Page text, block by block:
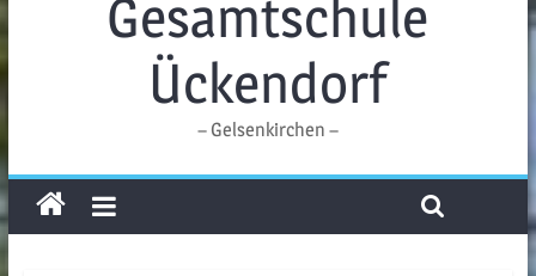
Gesamtschule
Ückendorf
– Gelsenkirchen –